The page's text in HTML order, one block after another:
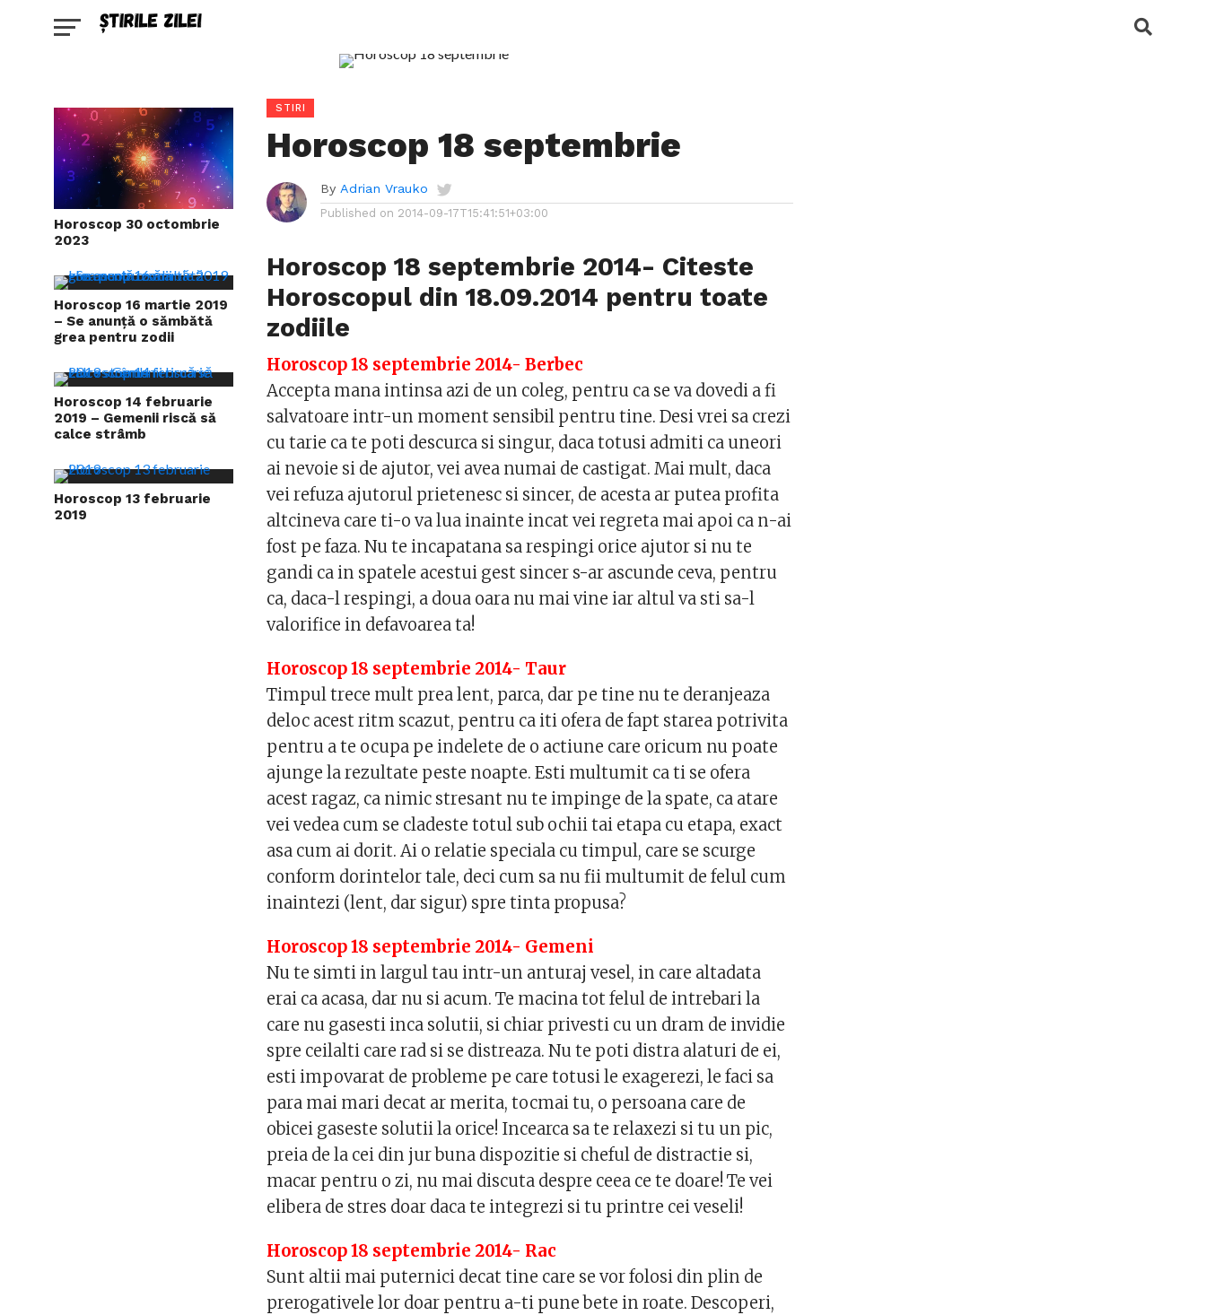
Horoscop 30 octombrie
2023
Horoscop 16 martie 2019
– Se anunță o sămbătă
grea pentru zodii
Horoscop 14 februarie
2019 – Gemenii riscă să
calce strâmb
Horoscop 13 februarie
2019
STIRI
Horoscop 18 septembrie
By Adrian Vrauko
Published on 2014-09-17T15:41:51+03:00
Horoscop 18 septembrie 2014- Citeste
Horoscopul din 18.09.2014 pentru toate
zodiile
Horoscop 18 septembrie 2014- Berbec
Accepta mana intinsa azi de un coleg, pentru ca se va dovedi a fi
salvatoare intr-un moment sensibil pentru tine. Desi vrei sa crezi
cu tarie ca te poti descurca si singur, daca totusi admiti ca uneori
ai nevoie si de ajutor, vei avea numai de castigat. Mai mult, daca
vei refuza ajutorul prietenesc si sincer, de acesta ar putea profita
altcineva care ti-o va lua inainte incat vei regreta mai apoi ca n-ai
fost pe faza. Nu te incapatana sa respingi orice ajutor si nu te
gandi ca in spatele acestui gest sincer s-ar ascunde ceva, pentru
ca, daca-l respingi, a doua oara nu mai vine iar altul va sti sa-l
valorifice in defavoarea ta!
Horoscop 18 septembrie 2014- Taur
Timpul trece mult prea lent, parca, dar pe tine nu te deranjeaza
deloc acest ritm scazut, pentru ca iti ofera de fapt starea potrivita
pentru a te ocupa pe indelete de o actiune care oricum nu poate
ajunge la rezultate peste noapte. Esti multumit ca ti se ofera
acest ragaz, ca nimic stresant nu te impinge de la spate, ca atare
vei vedea cum se cladeste totul sub ochii tai etapa cu etapa, exact
asa cum ai dorit. Ai o relatie speciala cu timpul, care se scurge
conform dorintelor tale, deci cum sa nu fii multumit de felul cum
inaintezi (lent, dar sigur) spre tinta propusa?
Horoscop 18 septembrie 2014- Gemeni
Nu te simti in largul tau intr-un anturaj vesel, in care altadata
erai ca acasa, dar nu si acum. Te macina tot felul de intrebari la
care nu gasesti inca solutii, si chiar privesti cu un dram de invidie
spre ceilalti care rad si se distreaza. Nu te poti distra alaturi de ei,
esti impovarat de probleme pe care totusi le exagerezi, le faci sa
para mai mari decat ar merita, tocmai tu, o persoana care de
obicei gaseste solutii la orice! Incearca sa te relaxezi si tu un pic,
preia de la cei din jur buna dispozitie si cheful de distractie si,
macar pentru o zi, nu mai discuta despre ceea ce te doare! Te vei
elibera de stres doar daca te integrezi si tu printre cei veseli!
Horoscop 18 septembrie 2014- Rac
Sunt altii mai puternici decat tine care se vor folosi din plin de
prerogativele lor doar pentru a-ti pune bete in roate. Descoperi,